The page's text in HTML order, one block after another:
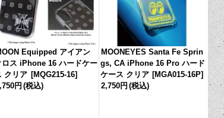
Equipped アイアン
ロス iPhone 16 ハードケー
クリア [MQG215-16]
円 (税込)
MOONEYES Santa Fe Sprin
gs, CA iPhone 16 Pro ハード
ケース クリア [MGA015-16P]
2,750円 (税込)